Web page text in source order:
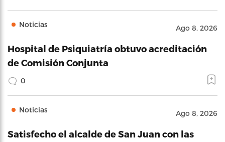
Noticias Ago 8, 2026
Hospital de Psiquiatría obtuvo acreditación
de Comisión Conjunta
0
Noticias Ago 8, 2026
Satisfecho el alcalde de San Juan con las